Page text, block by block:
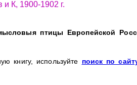
К, 1900-1902 г.
птицы Европейской
книгу, используйте поиск по